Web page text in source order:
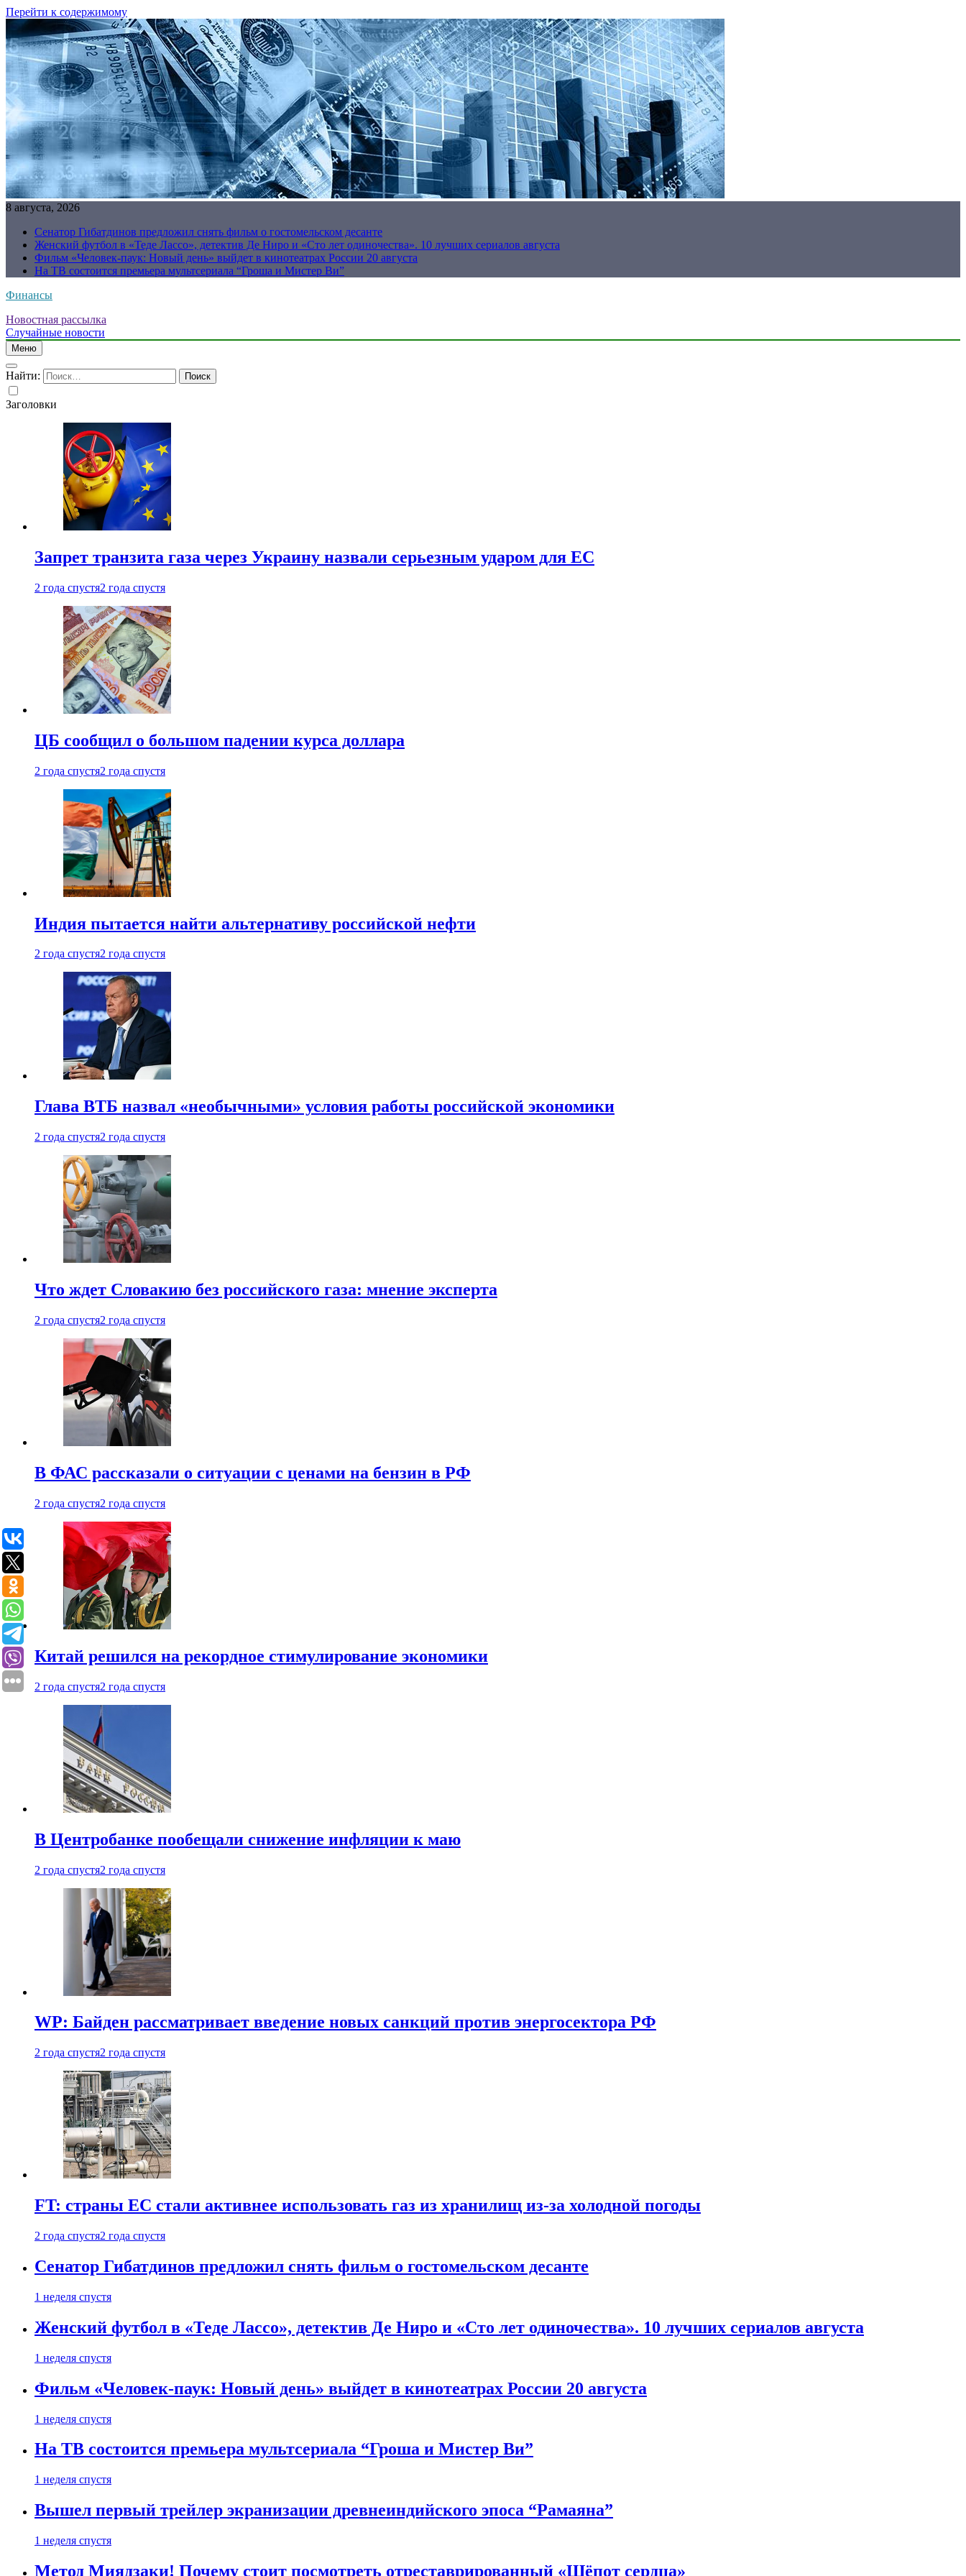
Перейти к содержимому
8 августа, 2026
Сенатор Гибатдинов предложил снять фильм о гостомельском десанте
Женский футбол в «Теде Лассо», детектив Де Ниро и «Сто лет одиночества». 10 лучших сериалов августа
Фильм «Человек-паук: Новый день» выйдет в кинотеатрах России 20 августа
На ТВ состоится премьера мультсериала “Гроша и Мистер Ви”
Финансы
Новостная рассылка
Случайные новости
Меню
Найти:
Заголовки
Запрет транзита газа через Украину назвали серьезным ударом для ЕС
2 года спустя2 года спустя
ЦБ сообщил о большом падении курса доллара
2 года спустя2 года спустя
Индия пытается найти альтернативу российской нефти
2 года спустя2 года спустя
Глава ВТБ назвал «необычными» условия работы российской экономики
2 года спустя2 года спустя
Что ждет Словакию без российского газа: мнение эксперта
2 года спустя2 года спустя
В ФАС рассказали о ситуации с ценами на бензин в РФ
2 года спустя2 года спустя
Китай решился на рекордное стимулирование экономики
2 года спустя2 года спустя
В Центробанке пообещали снижение инфляции к маю
2 года спустя2 года спустя
WP: Байден рассматривает введение новых санкций против энергосектора РФ
2 года спустя2 года спустя
FT: страны ЕС стали активнее использовать газ из хранилищ из-за холодной погоды
2 года спустя2 года спустя
Сенатор Гибатдинов предложил снять фильм о гостомельском десанте
1 неделя спустя
Женский футбол в «Теде Лассо», детектив Де Ниро и «Сто лет одиночества». 10 лучших сериалов августа
1 неделя спустя
Фильм «Человек-паук: Новый день» выйдет в кинотеатрах России 20 августа
1 неделя спустя
На ТВ состоится премьера мультсериала “Гроша и Мистер Ви”
1 неделя спустя
Вышел первый трейлер экранизации древнеиндийского эпоса “Рамаяна”
1 неделя спустя
Метод Миядзаки! Почему стоит посмотреть отреставрированный «Шёпот сердца»